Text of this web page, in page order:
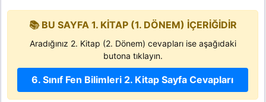
📚 BU SAYFA 1. KİTAP (1. DÖNEM) İÇERİĞİDİR
Aradığınız 2. Kitap (2. Dönem) cevapları ise aşağıdaki
butona tıklayın.
6. Sınıf Fen Bilimleri 2. Kitap Sayfa Cevapları